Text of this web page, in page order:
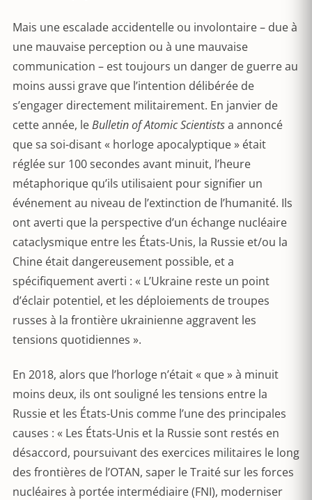
Mais une escalade accidentelle ou involontaire – due à
une mauvaise perception ou à une mauvaise
communication – est toujours un danger de guerre au
moins aussi grave que l’intention délibérée de
s’engager directement militairement. En janvier de
cette année, leBulletin of Atomic Scientistsa annoncé
que sa soi-disant « horloge apocalyptique » était
réglée sur 100 secondes avant minuit, l’heure
métaphorique qu’ils utilisaient pour signifier un
événement au niveau de l’extinction de l’humanité. Ils
ont averti que la perspective d’un échange nucléaire
cataclysmique entre les États-Unis, la Russie et/ou la
Chine était dangereusement possible, et a
spécifiquement averti : « L’Ukraine reste un point
d’éclair potentiel, et les déploiements de troupes
russes à la frontière ukrainienne aggravent les
tensions quotidiennes ».
En 2018, alors que l’horloge n’était « que » à minuit
moins deux, ils ont souligné les tensions entre la
Russie et les États-Unis comme l’une des principales
causes : « Les États-Unis et la Russie sont restés en
désaccord, poursuivant des exercices militaires le long
des frontières de l’OTAN, saper le Traité sur les forces
nucléaires à portée intermédiaire (FNI), moderniser